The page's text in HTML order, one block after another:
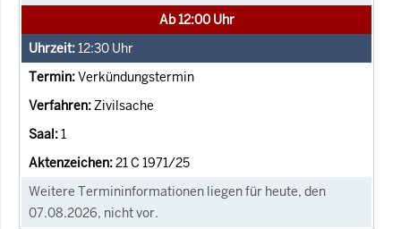
Ab 12:00 Uhr
12:30 Uhr
Verkündungstermin
Zivilsache
1
21 C 1971/25
Weitere Termininformationen liegen für heute, den
07.08.2026, nicht vor.